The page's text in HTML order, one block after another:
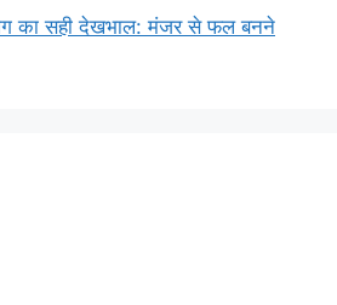
का सही देखभाल: मंजर से फल बनने